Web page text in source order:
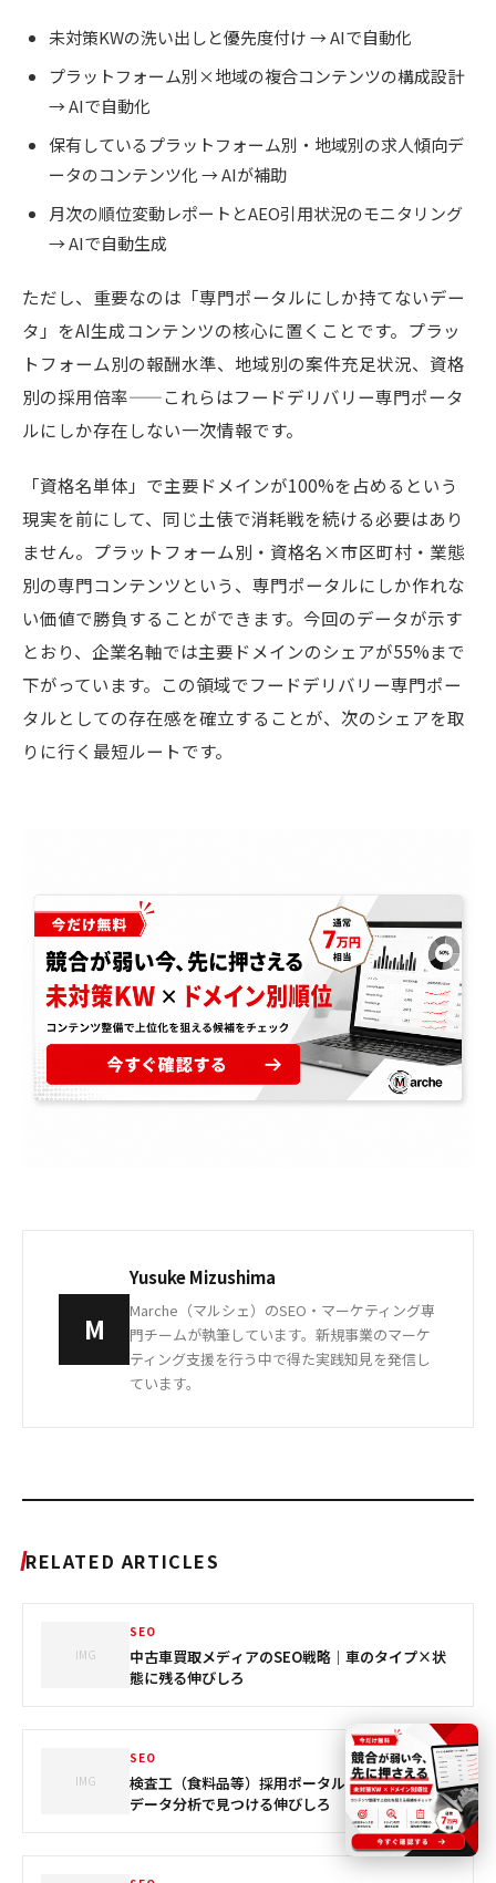
未対策KWの洗い出しと優先度付け → AIで自動化
プラットフォーム別×地域の複合コンテンツの構成設計
→ AIで自動化
保有しているプラットフォーム別・地域別の求人傾向デ
ータのコンテンツ化 → AIが補助
月次の順位変動レポートとAEO引用状況のモニタリング
→ AIで自動生成
ただし、重要なのは「専門ポータルにしか持てないデー
タ」をAI生成コンテンツの核心に置くことです。プラッ
トフォーム別の報酬水準、地域別の案件充足状況、資格
別の採用倍率——これらはフードデリバリー専門ポータ
ルにしか存在しない一次情報です。
「資格名単体」で主要ドメインが100%を占めるという
現実を前にして、同じ土俵で消耗戦を続ける必要はあり
ません。プラットフォーム別・資格名×市区町村・業態
別の専門コンテンツという、専門ポータルにしか作れな
い価値で勝負することができます。今回のデータが示す
とおり、企業名軸では主要ドメインのシェアが55%まで
下がっています。この領域でフードデリバリー専門ポー
タルとしての存在感を確立することが、次のシェアを取
りに行く最短ルートです。
M
Yusuke Mizushima
Marche（マルシェ）のSEO・マーケティング専
門チームが執筆しています。新規事業のマーケ
ティング支援を行う中で得た実践知見を発信し
ています。
RELATED ARTICLES
IMG
SEO
中古車買取メディアのSEO戦略｜車のタイプ×状
態に残る伸びしろ
IMG
SEO
検査工（食料品等）採用ポータルのSEO対策｜実
データ分析で見つける伸びしろ